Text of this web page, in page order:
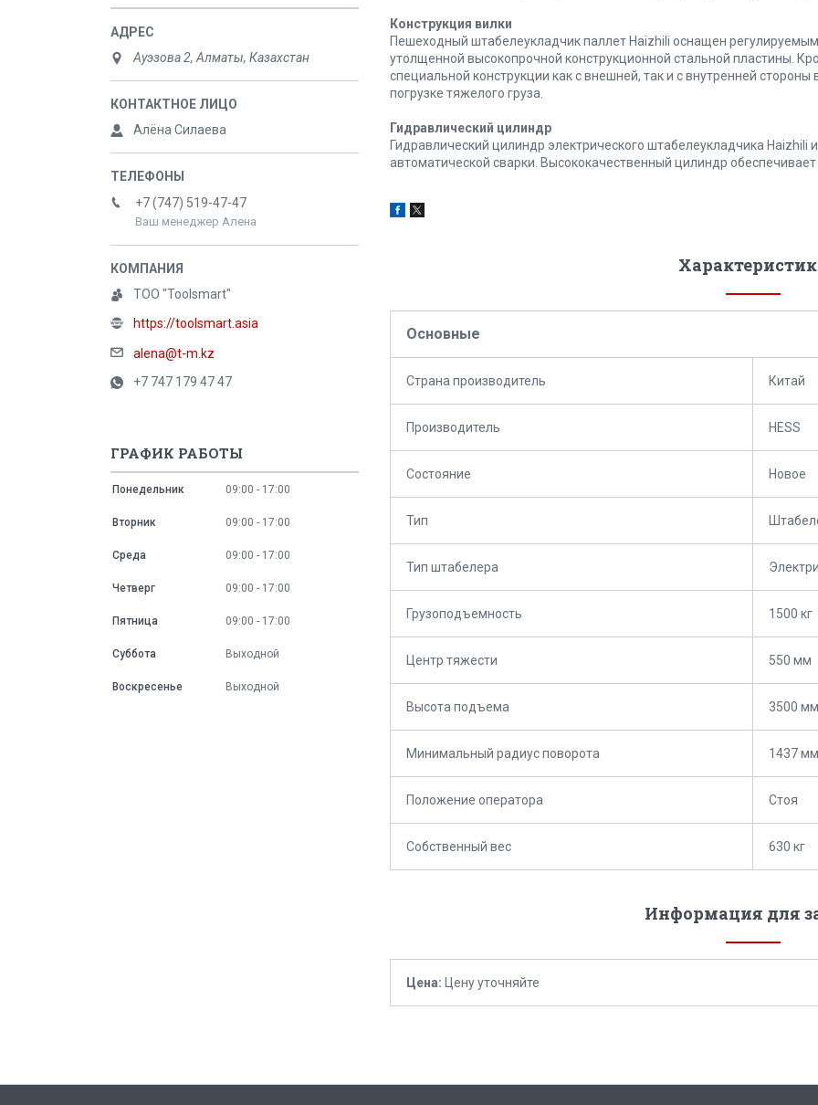
Конструкция вилки
Пешеходный штабелеукладчик паллет Haizhili оснащен
утолщенной высокопрочной конструкционной стальной пластины.
специальной конструкции как с внешней, так и с внутренней
погрузке тяжелого груза.
Гидравлический цилиндр
Гидравлический цилиндр электрического штабелеукладчика Haizhili
автоматической сварки. Высококачественный цилиндр
Основные
Страна производитель Китай
Производитель HESS
Состояние Новое
Тип
Тип штабелера
Грузоподъемность 1500 кг
Центр тяжести 550 мм
Высота подъема 3500 мм
Минимальный радиус поворота 1437 мм
Положение оператора Стоя
Собственный вес 630 кг
Информация для
Цена: Цену уточняйте
Ауэзова 2, Алматы, Казахстан
Алёна Силаева
+7 (747) 519-47-47
Ваш менеджер Алена
ТОО "Toolsmart"
https://toolsmart.asia
alena@t-m.kz
+7 747 179 47 47
ГРАФИК РАБОТЫ
Понедельник 09:00 17:00
Вторник 09:00 17:00
Среда 09:00 17:00
Четверг 09:00 17:00
Пятница 09:00 17:00
Суббота Выходной
Воскресенье Выходной